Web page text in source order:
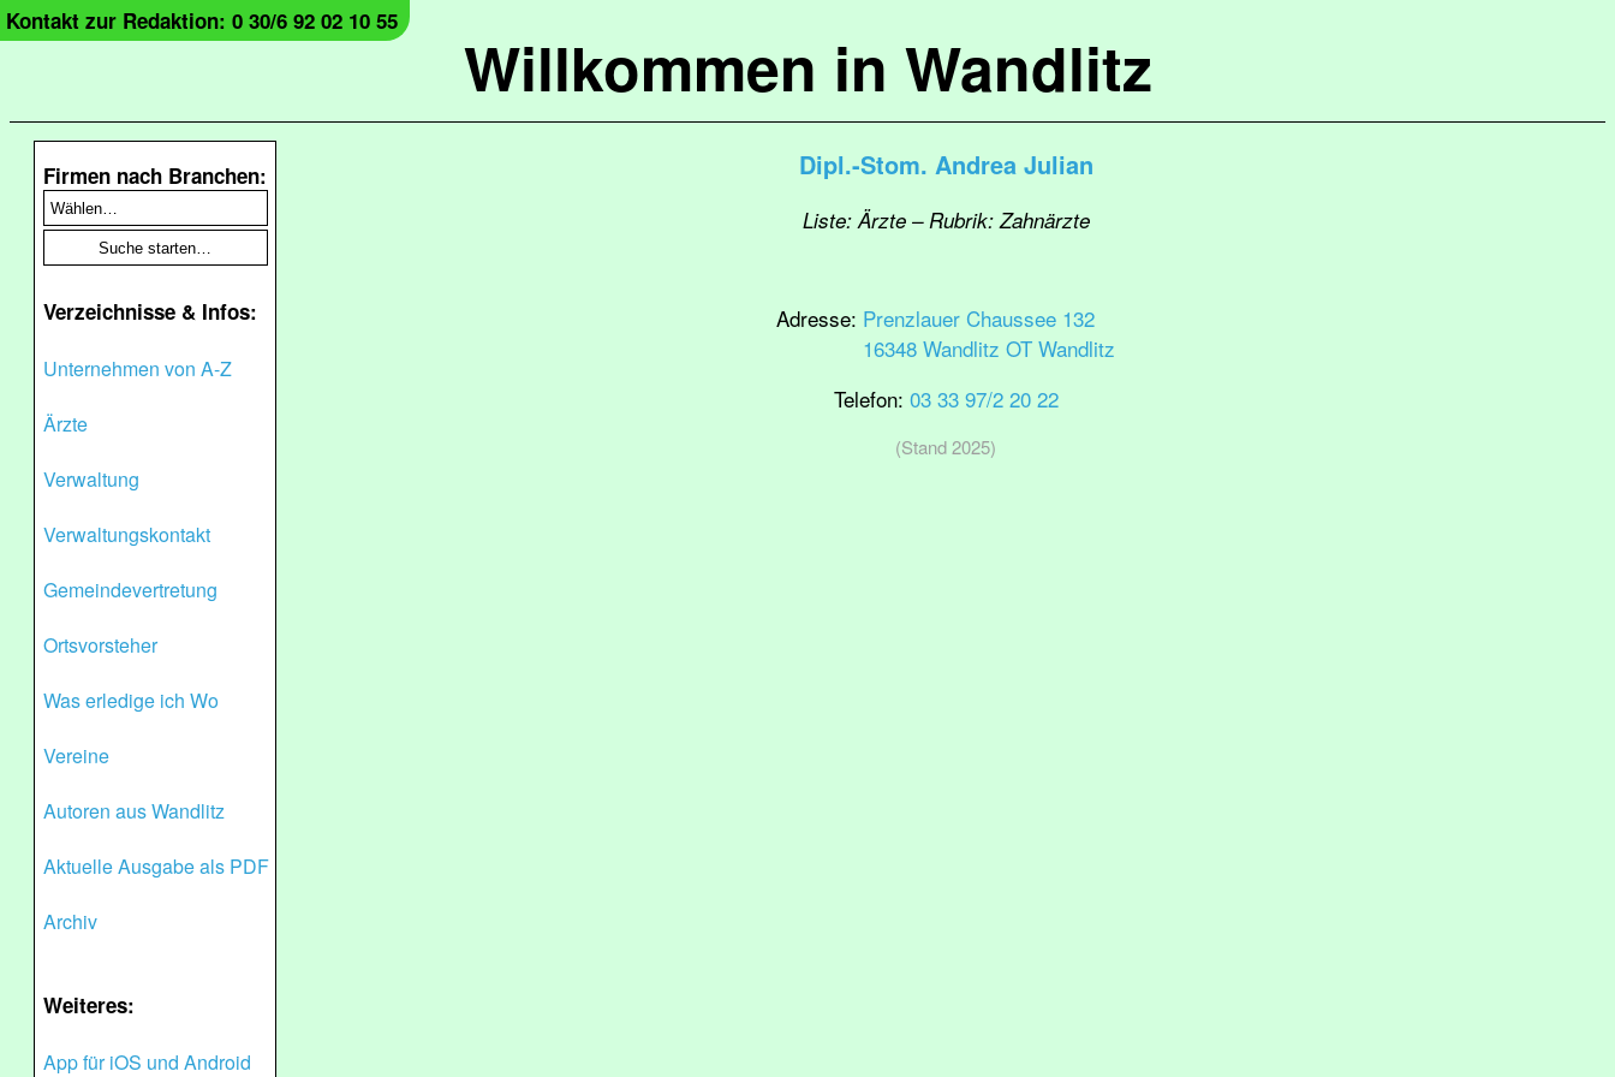
Willkommen in Wandlitz
Kontakt zur Redaktion: 0 30/6 92 02 10 55
Firmen nach Branchen:
Verzeichnisse & Infos:
Unternehmen von A-Z
Ärzte
Verwaltung
Verwaltungskontakt
Gemeindevertretung
Ortsvorsteher
Was erledige ich Wo
Vereine
Autoren aus Wandlitz
Aktuelle Ausgabe als PDF
Archiv
Weiteres:
App für iOS und Android
Dipl.-Stom. Andrea Julian
Liste: Ärzte – Rubrik: Zahnärzte
Adresse: Prenzlauer Chaussee 132
16348 Wandlitz OT Wandlitz
Telefon: 03 33 97/2 20 22
(Stand 2025)